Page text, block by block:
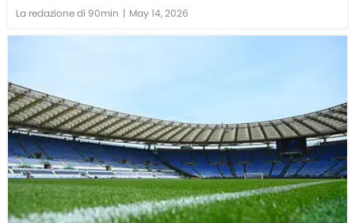
La redazione di 90min | May 14, 2026